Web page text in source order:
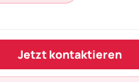
Jetzt kontaktieren